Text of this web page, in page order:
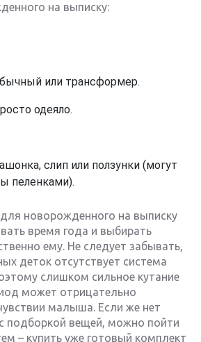
на выписку:
или трансформер.
одеяло.
слип или ползунки (могут
пеленками).
новорожденного на выписку
время года и выбирать
ему. Не следует забывать,
деток отсутствует система
слишком сильное кутание
может отрицательно
малыша. Если же нет
подборкой вещей, можно пойти
– купить уже готовый комплект